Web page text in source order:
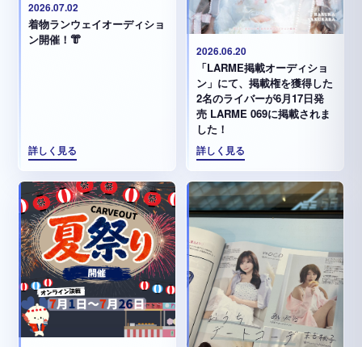
2026.07.02
着物ランウェイオーディショ
ン開催！👘
詳しく見る
2026.06.20
「LARME掲載オーディショ
ン」にて、掲載権を獲得した
2名のライバーが6月17日発
売 LARME 069に掲載されま
した！
詳しく見る